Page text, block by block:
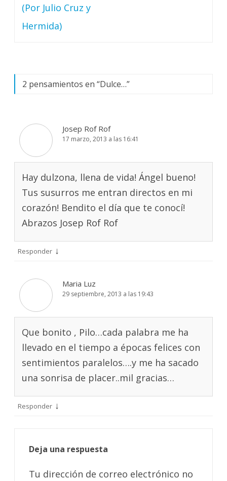
de
entradas
(Por Julio Cruz y
Hermida)
2 pensamientos en “Dulce…”
Josep Rof Rof
17 marzo, 2013 a las 16:41
Hay dulzona, llena de vida! Ángel bueno!
Tus susurros me entran directos en mi
corazón! Bendito el día que te conocí!
Abrazos Josep Rof Rof
Responder ↓
Maria Luz
29 septiembre, 2013 a las 19:43
Que bonito , Pilo…cada palabra me ha
llevado en el tiempo a épocas felices con
sentimientos paralelos….y me ha sacado
una sonrisa de placer..mil gracias…
Responder ↓
Deja una respuesta
Tu dirección de correo electrónico no